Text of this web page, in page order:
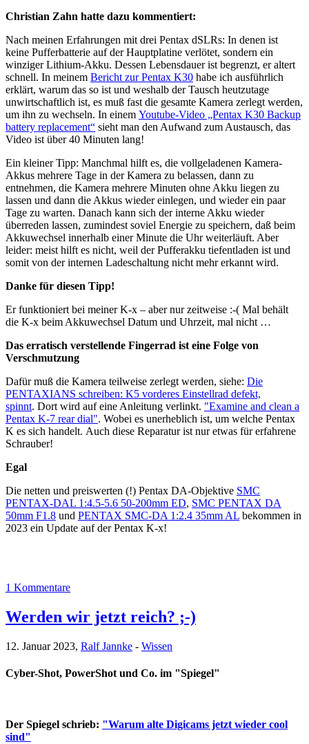
Christian Zahn hatte dazu kommentiert:
Nach meinen Erfahrungen mit drei Pentax dSLRs: In denen ist
keine Pufferbatterie auf der Hauptplatine verlötet, sondern ein
winziger Lithium-Akku. Dessen Lebensdauer ist begrenzt, er altert
schnell. In meinem Bericht zur Pentax K30 habe ich ausführlich
erklärt, warum das so ist und weshalb der Tausch heutzutage
unwirtschaftlich ist, es muß fast die gesamte Kamera zerlegt werden,
um ihn zu wechseln. In einem Youtube-Video „Pentax K30 Backup
battery replacement“ sieht man den Aufwand zum Austausch, das
Video ist über 40 Minuten lang!
Ein kleiner Tipp: Manchmal hilft es, die vollgeladenen Kamera-
Akkus mehrere Tage in der Kamera zu belassen, dann zu
entnehmen, die Kamera mehrere Minuten ohne Akku liegen zu
lassen und dann die Akkus wieder einlegen, und wieder ein paar
Tage zu warten. Danach kann sich der interne Akku wieder
überreden lassen, zumindest soviel Energie zu speichern, daß beim
Akkuwechsel innerhalb einer Minute die Uhr weiterläuft. Aber
leider: meist hilft es nicht, weil der Pufferakku tiefentladen ist und
somit von der internen Ladeschaltung nicht mehr erkannt wird.
Danke für diesen Tipp!
Er funktioniert bei meiner K-x – aber nur zeitweise :-( Mal behält
die K-x beim Akkuwechsel Datum und Uhrzeit, mal nicht …
Das erratisch verstellende Fingerrad ist eine Folge von
Verschmutzung
Dafür muß die Kamera teilweise zerlegt werden, siehe: Die
PENTAXIANS schreiben: K5 vorderes Einstellrad defekt,
spinnt. Dort wird auf eine Anleitung verlinkt. "Examine and clean a
Pentax K-7 rear dial". Wobei es unerheblich ist, um welche Pentax
K es sich handelt. Auch diese Reparatur ist nur etwas für erfahrene
Schrauber!
Egal
Die netten und preiswerten (!) Pentax DA-Objektive SMC
PENTAX-DAL 1:4.5-5.6 50-200mm ED, SMC PENTAX DA
50mm F1.8 und PENTAX SMC-DA 1:2.4 35mm AL bekommen in
2023 ein Update auf der Pentax K-x!
1 Kommentare
Werden wir jetzt reich? ;-)
12. Januar 2023, Ralf Jannke - Wissen
Cyber-Shot, PowerShot und Co. im "Spiegel"
Der Spiegel schrieb: "Warum alte Digicams jetzt wieder cool
sind"